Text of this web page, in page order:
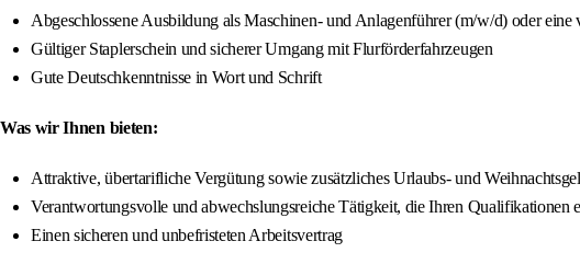
Abgeschlossene Ausbildung als Maschinen- und Anlagenführer (m/w/d) oder
Gültiger Staplerschein und sicherer Umgang mit Flurförderfahrzeugen
Gute Deutschkenntnisse in Wort und Schrift
Was wir Ihnen bieten:
Attraktive, übertarifliche Vergütung sowie zusätzliches Urlaubs- und
Verantwortungsvolle und abwechslungsreiche Tätigkeit, die Ihren Qualifikationen
Einen sicheren und unbefristeten Arbeitsvertrag